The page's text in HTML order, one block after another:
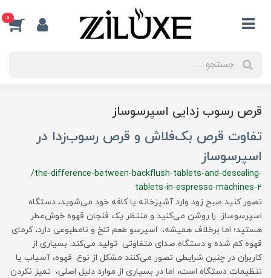
0
قرص رسوب زدایی اسپرسوساز
تفاوت قرص بک‌فلاش و قرص رسوب‌زدا در
اسپرسوساز
/the-difference-between-backflush-tablets-and-descaling-
tablets-in-espresso-machines-2
تصور کنید صبح زود وارد آشپزخانه یا کافه خود می‌شوید، دستگاه
اسپرسوساز را روشن می‌کنید و منتظر یک فنجان قهوه خوش‌عطر
هستید؛ اما برخلاف همیشه، اسپرسو طعم تلخ و نامطبوعی دارد، کرمای
قهوه کم شده و دستگاه صدای متفاوتی تولید می‌کند. بسیاری از
کاربران در چنین شرایطی تصور می‌کنند مشکل از نوع قهوه، آسیاب یا
تنظیمات دستگاه است، اما در بسیاری از موارد دلیل اصلی، تمیز نکردن